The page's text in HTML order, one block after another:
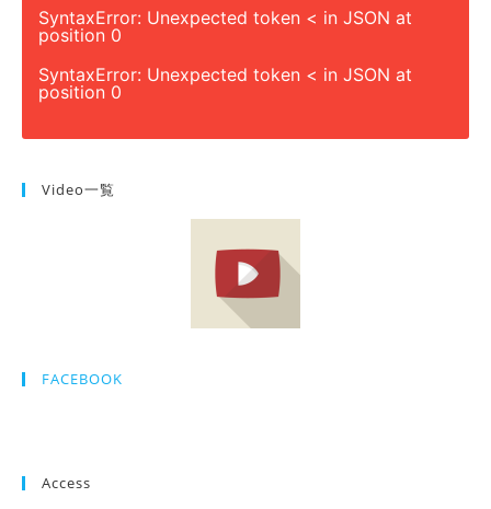
SyntaxError: Unexpected token < in JSON at
position 0
SyntaxError: Unexpected token < in JSON at
position 0
Video一覧
FACEBOOK
Access